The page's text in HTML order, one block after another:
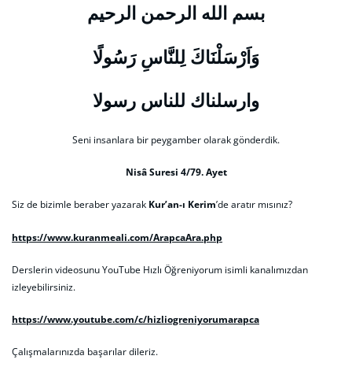
بسم الله الرحمن الرحيم
وَاَرْسَلْنَاكَ لِلنَّاسِ رَسُولًا
وارسلناك للناس رسولا
Seni insanlara bir peygamber olarak gönderdik.
Nisâ Suresi 4/79. Ayet
Siz de bizimle beraber yazarak Kur’an-ı Kerim’de aratır mısınız?
https://www.kuranmeali.com/ArapcaAra.php
Derslerin videosunu YouTube Hızlı Öğreniyorum isimli kanalımızdan
izleyebilirsiniz.
https://www.youtube.com/c/hizliogreniyorumarapca
Çalışmalarınızda başarılar dileriz.